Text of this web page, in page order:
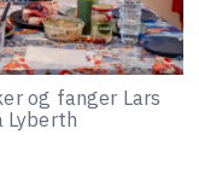
og fanger Lars
Lyberth